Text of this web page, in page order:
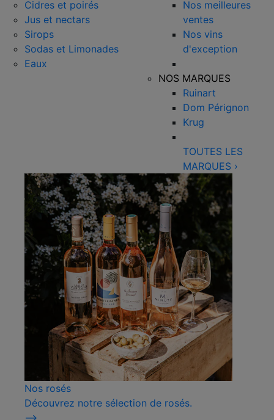
Cidres et poirés
Jus et nectars
Sirops
Sodas et Limonades
Eaux
Nos meilleures
ventes
Nos vins
d'exception
NOS MARQUES
Ruinart
Dom Pérignon
Krug
TOUTES LES
MARQUES ›
Nos rosés
Découvrez notre sélection de rosés.
⟶